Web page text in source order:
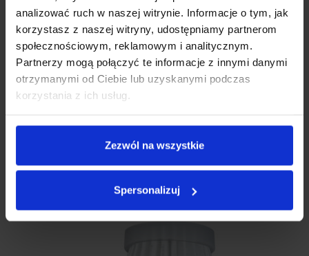
analizować ruch w naszej witrynie. Informacje o tym, jak
korzystasz z naszej witryny, udostępniamy partnerom
społecznościowym, reklamowym i analitycznym.
Partnerzy mogą połączyć te informacje z innymi danymi
otrzymanymi od Ciebie lub uzyskanymi podczas
korzystania z ich usług.
Zezwól na wszystkie
Spersonalizuj
Darmowy koszt dostawy produktu przez
terytorium Polski od 199 zł brutto.
Koszt dostawy przez
Orlen Paczka
19,90 brutto.
Darmowy koszt dostawy produktu przezOrlen Paczkana terytorium
199 zł brutto.
Jeżeli mają Państwo dodatkowe pytania, prosimy o kontakt
telefoniczny: 012 307 07 15 lub przez wysłanie wiadomości w
Zobacz także